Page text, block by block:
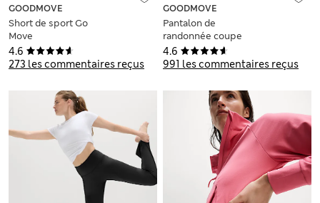
4.6
273 les commentaires reçus
GOODMOVE
Short de sport Go
Move
4.6
991 les commentaires reçus
GOODMOVE
Pantalon de
randonnée coupe
fuselée, doté de la
technologie